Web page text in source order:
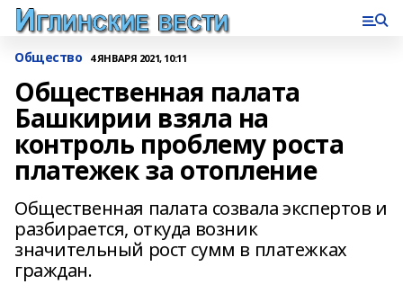
Общество 4 ЯНВАРЯ 2021, 10:11
Общественная палата
Башкирии взяла на
контроль проблему роста
платежек за отопление
Общественная палата созвала экспертов и
разбирается, откуда возник
значительный рост сумм в платежках
граждан.